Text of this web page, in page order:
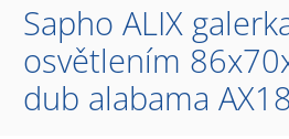
Sapho ALIX
osvětlením
dub alabama